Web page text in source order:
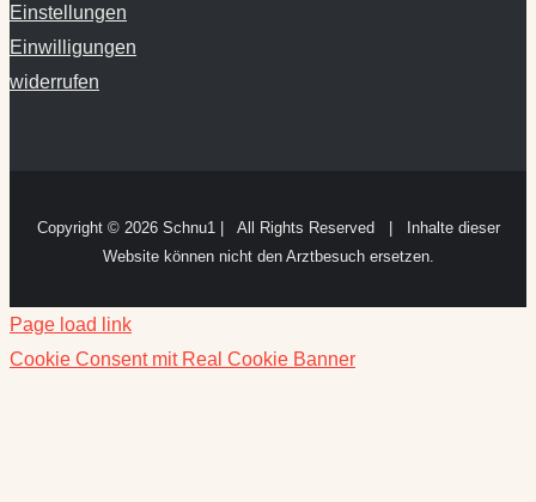
Einstellungen
Einwilligungen
widerrufen
Copyright © 2026 Schnu1 | All Rights Reserved | Inhalte dieser
Website können nicht den Arztbesuch ersetzen.
Page load link
Cookie Consent mit Real Cookie Banner